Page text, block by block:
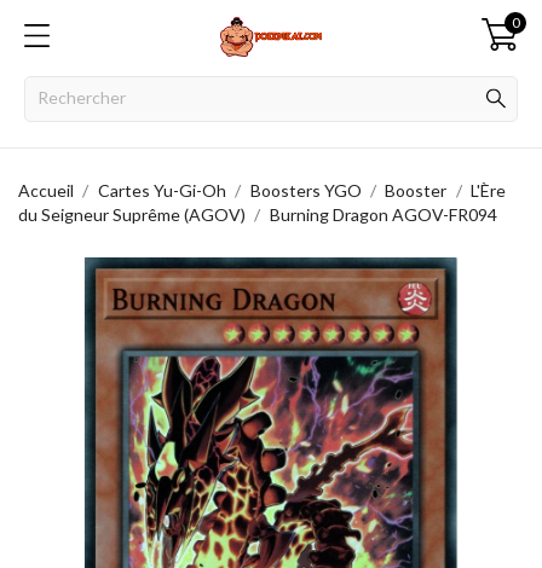
0
Accueil Cartes Yu-Gi-Oh Boosters YGO Booster
L'Ère
du Seigneur Suprême (AGOV)
Burning Dragon AGOV-FR094